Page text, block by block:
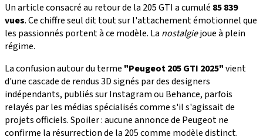
Un article consacré au retour de la 205 GTI a cumulé 85 839
vues. Ce chiffre seul dit tout sur l'attachement émotionnel que
les passionnés portent à ce modèle. La nostalgiejoue à plein
régime.
La confusion autour du terme "Peugeot 205 GTI 2025"vient
d'une cascade de rendus 3D signés par des designers
indépendants, publiés sur Instagram ou Behance, parfois
relayés par les médias spécialisés comme s'il s'agissait de
projets officiels. Spoiler : aucune annonce de Peugeot ne
confirme la résurrection de la 205 comme modèle distinct.